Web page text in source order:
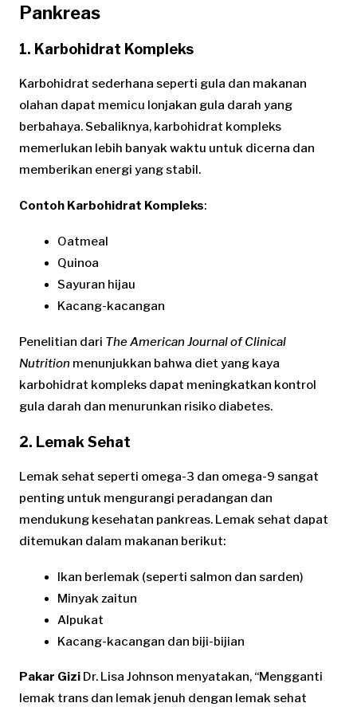
Pankreas
1. Karbohidrat Kompleks
Karbohidrat sederhana seperti gula dan makanan
olahan dapat memicu lonjakan gula darah yang
berbahaya. Sebaliknya, karbohidrat kompleks
memerlukan lebih banyak waktu untuk dicerna dan
memberikan energi yang stabil.
Contoh Karbohidrat Kompleks:
Oatmeal
Quinoa
Sayuran hijau
Kacang-kacangan
Penelitian dari The American Journal of Clinical
Nutrition menunjukkan bahwa diet yang kaya
karbohidrat kompleks dapat meningkatkan kontrol
gula darah dan menurunkan risiko diabetes.
2. Lemak Sehat
Lemak sehat seperti omega-3 dan omega-9 sangat
penting untuk mengurangi peradangan dan
mendukung kesehatan pankreas. Lemak sehat dapat
ditemukan dalam makanan berikut:
Ikan berlemak (seperti salmon dan sarden)
Minyak zaitun
Alpukat
Kacang-kacangan dan biji-bijian
Pakar Gizi Dr. Lisa Johnson menyatakan, “Mengganti
lemak trans dan lemak jenuh dengan lemak sehat